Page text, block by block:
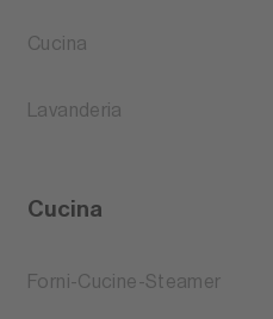
Cucina
Lavanderia
Cucina
Forni-Cucine-Steamer